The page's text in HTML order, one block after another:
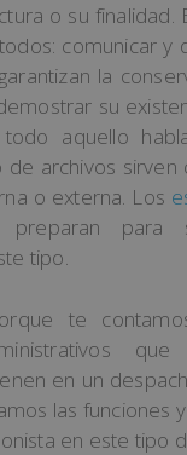
o su finalidad.
comunicar y
la
su
aquello
de archivos
o externa. Los
para
tipo.
te
en un
las funciones
en este tipo